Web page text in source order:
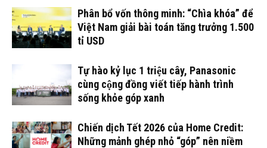
Phân bổ vốn thông minh: “Chìa khóa” để
Việt Nam giải bài toán tăng trưởng 1.500
tỉ USD
Tự hào kỷ lục 1 triệu cây, Panasonic
cùng cộng đồng viết tiếp hành trình
sống khỏe góp xanh
Chiến dịch Tết 2026 của Home Credit:
Những mảnh ghép nhỏ “góp” nên niềm